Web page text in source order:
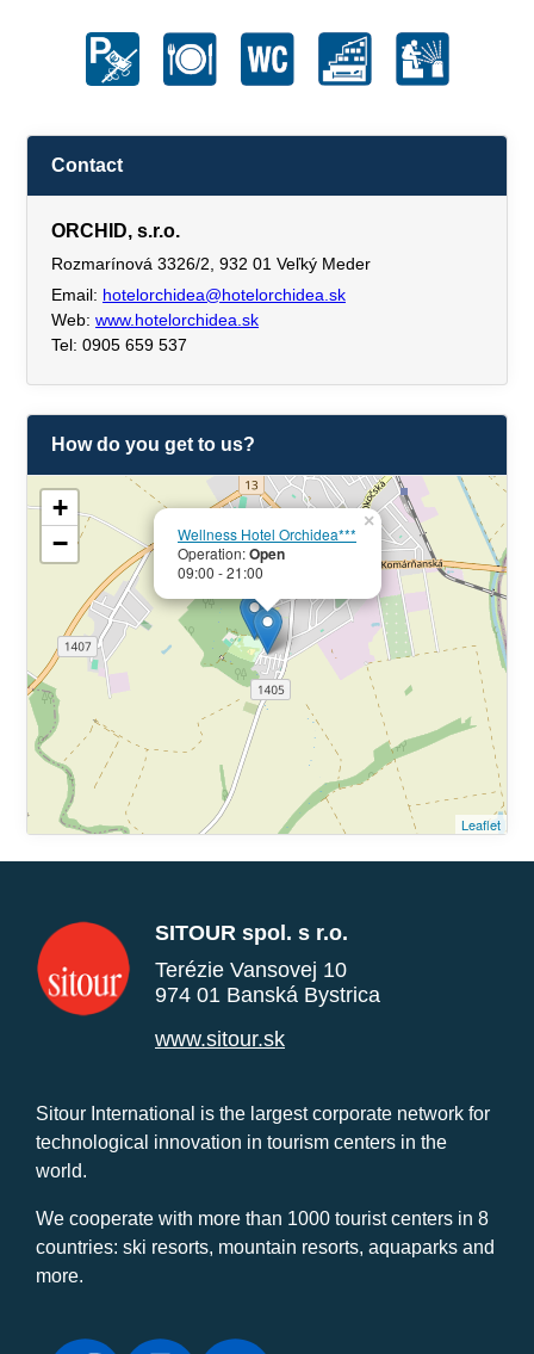
Contact
ORCHID, s.r.o.
Rozmarínová 3326/2, 932 01 Veľký Meder
Email: hotelorchidea@hotelorchidea.sk
Web: www.hotelorchidea.sk
Tel: 0905 659 537
How do you get to us?
Wellness Hotel Orchidea***
Operation:Open
09:00 - 21:00
×
+
−
Leaflet
SITOUR spol. s r.o.
Terézie Vansovej 10
974 01 Banská Bystrica
www.sitour.sk
Sitour International is the largest corporate network for
technological innovation in tourism centers in the
world.
We cooperate with more than 1000 tourist centers in 8
countries: ski resorts, mountain resorts, aquaparks and
more.